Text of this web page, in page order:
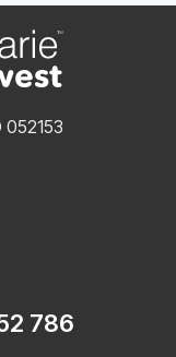
052153
786